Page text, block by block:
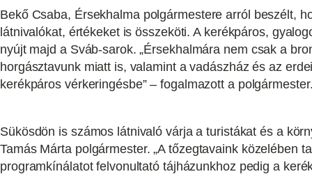
Bekő Csaba, Érsekhalma polgármestere arról beszélt,
látnivalókat, értékeket is összeköti. A kerékpáros,
nyújt majd a Sváb-sarok. „Érsekhalmára nem csak a
horgásztavunk miatt is, valamint a vadászház és az
kerékpáros vérkeringésbe” – fogalmazott a
Sükösdön is számos látnivaló várja a turistákat és a
Tamás Márta polgármester. „A tőzegtavaink közelében
programkínálatot felvonultató tájházunkhoz pedig a